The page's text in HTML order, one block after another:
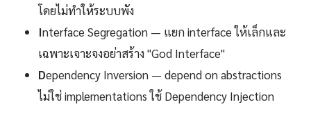
โดยไม่ทำให้ระบบพัง
Interface Segregation — แยก interface ให้เล็กและ
เฉพาะเจาะจงอย่าสร้าง "God Interface"
Dependency Inversion — depend on abstractions
ไม่ใช่ implementations ใช้ Dependency Injection